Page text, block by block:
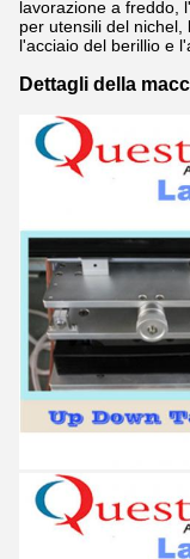
lavorazione a freddo,
per utensili del nichel,
l'acciaio del berillio e
Dettagli della